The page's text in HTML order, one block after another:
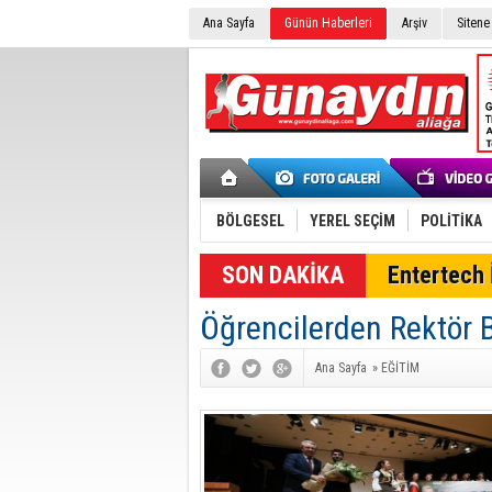
Ana Sayfa Günün Haberleri Arşiv
BÖLGESEL YEREL SEÇİM POLİTİKA
SON DAKİKA Entertech
Öğrencilerden Rektör
Ana Sayfa » EĞİTİM